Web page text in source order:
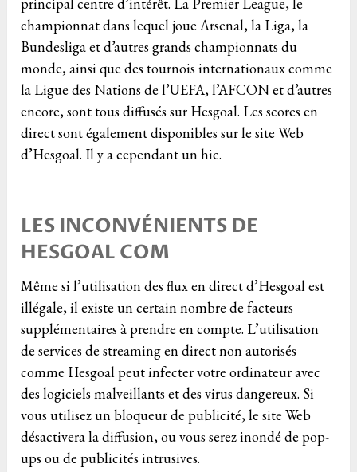
championnat dans lequel joue Arsenal, la Liga, la
Bundesliga et d’autres grands championnats du
monde, ainsi que des tournois internationaux comme
la Ligue des Nations de l’UEFA, l’AFCON et d’autres
encore, sont tous diffusés sur Hesgoal. Les scores en
direct sont également disponibles sur le site Web
d’Hesgoal. Il y a cependant un hic.
LES INCONVÉNIENTS DE
HESGOAL COM
Même si l’utilisation des flux en direct d’Hesgoal est
illégale, il existe un certain nombre de facteurs
supplémentaires à prendre en compte. L’utilisation
de services de streaming en direct non autorisés
comme Hesgoal peut infecter votre ordinateur avec
des logiciels malveillants et des virus dangereux. Si
vous utilisez un bloqueur de publicité, le site Web
désactivera la diffusion, ou vous serez inondé de pop-
ups ou de publicités intrusives.